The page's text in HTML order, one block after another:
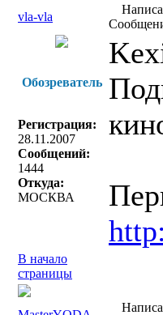
vla-vla
Обозреватель
Регистрация:
28.11.2007
Сообщений:
1444
Откуда:
МОСКВА
В начало
страницы